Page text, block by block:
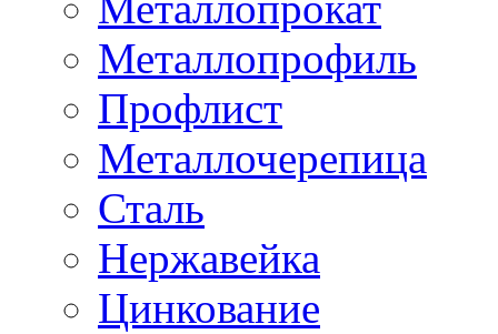
Металлопрофиль
Профлист
Металлочерепица
Сталь
Нержавейка
Цинкование